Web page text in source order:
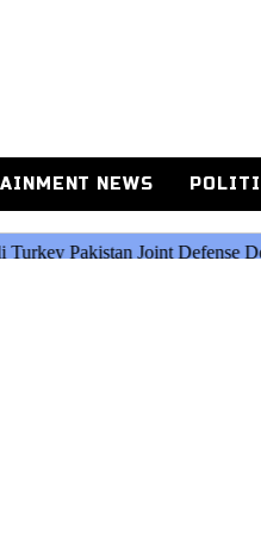
NEWS